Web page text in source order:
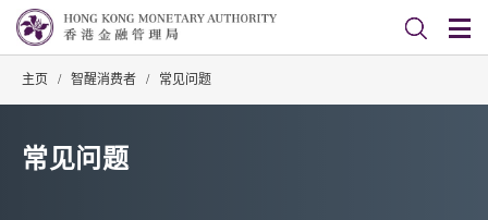
主页 / 智醒消费者 / 常见问题
常见问题